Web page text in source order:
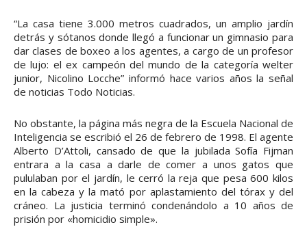
“La casa tiene 3.000 metros cuadrados, un amplio jardín
detrás y sótanos donde llegó a funcionar un gimnasio para
dar clases de boxeo a los agentes, a cargo de un profesor
de lujo: el ex campeón del mundo de la categoría welter
junior, Nicolino Locche” informó hace varios años la señal
de noticias Todo Noticias.
No obstante, la página más negra de la Escuela Nacional de
Inteligencia se escribió el 26 de febrero de 1998. El agente
Alberto D’Attoli, cansado de que la jubilada Sofía Fijman
entrara a la casa a darle de comer a unos gatos que
pululaban por el jardín, le cerró la reja que pesa 600 kilos
en la cabeza y la mató por aplastamiento del tórax y del
cráneo. La justicia terminó condenándolo a 10 años de
prisión por «homicidio simple».